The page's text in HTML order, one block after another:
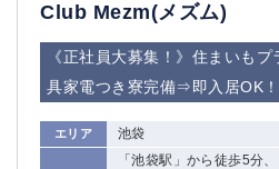
Club Mezm(メズム)
《正社員大募集！》住まいも
具家電つき寮完備⇒即入居OK
エリア 池袋
「池袋駅」から徒歩5分